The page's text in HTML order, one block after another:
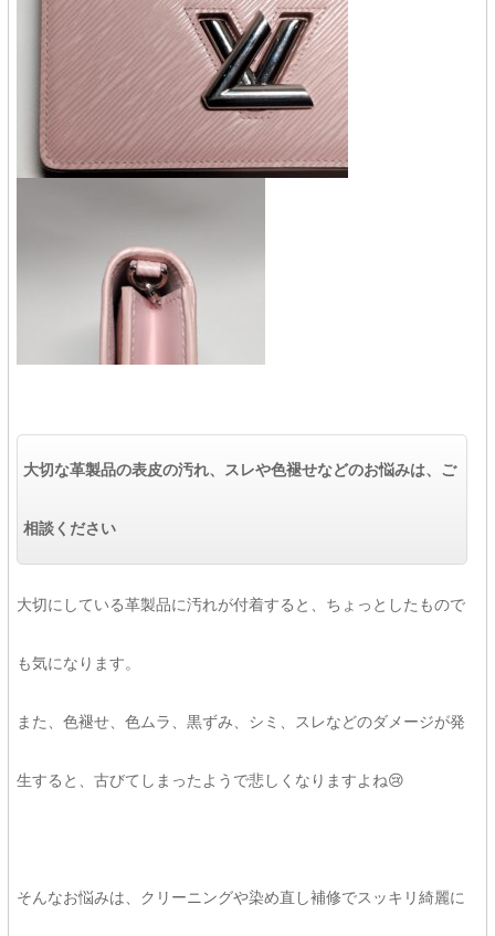
大切な革製品の表皮の汚れ、スレや色褪せなどのお悩みは、ご
相談ください
大切にしている革製品に汚れが付着すると、ちょっとしたもので
も気になります。
また、色褪せ、色ムラ、黒ずみ、シミ、スレなどのダメージが発
生すると、古びてしまったようで悲しくなりますよね😢
そんなお悩みは、クリーニングや染め直し補修でスッキリ綺麗に